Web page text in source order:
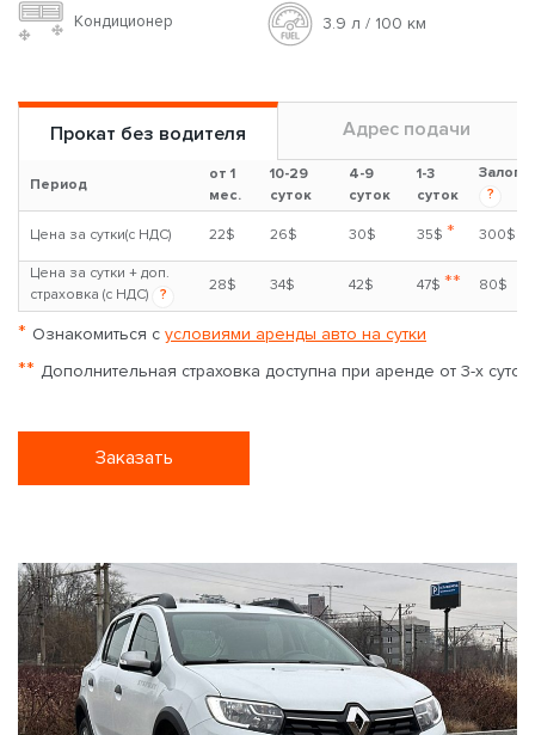
Кондиционер 3.9 л / 100 км
Прокат без водителя Адрес подачи
Период
от 1
мес.
10-29
суток
4-9
суток
1-3
суток
Залог
?
Цена за сутки(с НДС) 22$ 26$ 30$ 35$ * 300$
Цена за сутки + доп.
страховка (с НДС)
?
28$ 34$ 42$ 47$ ** 80$
* Ознакомиться с условиями аренды авто на сутки
** Дополнительная страховка доступна при аренде от 3-х суток
Заказать